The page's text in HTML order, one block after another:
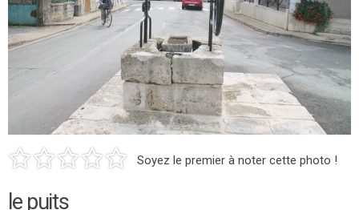
Soyez le premier à noter cette photo !
le puits